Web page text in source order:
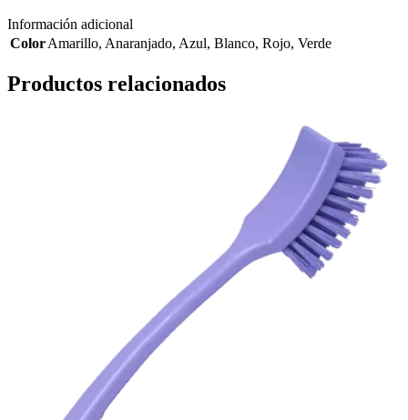
Información adicional
ColorAmarillo, Anaranjado, Azul, Blanco, Rojo, Verde
Productos relacionados